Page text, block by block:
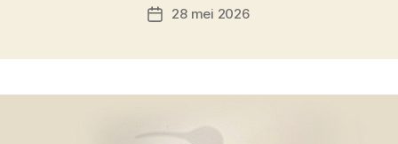
Berichtdatum
28 mei 2026